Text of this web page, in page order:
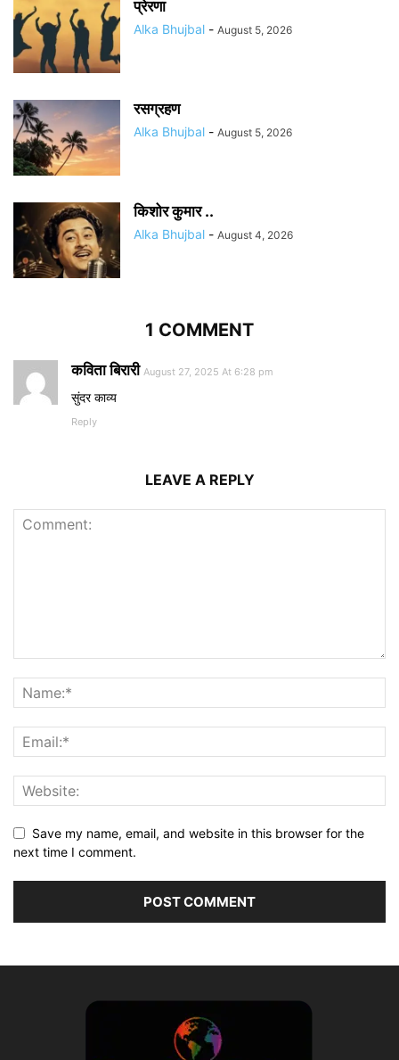
प्रेरणा
Alka Bhujbal - August 5, 2026
रसग्रहण
Alka Bhujbal - August 5, 2026
किशोर कुमार ..
Alka Bhujbal - August 4, 2026
1 COMMENT
कविता बिरारी August 27, 2025 At 6:28 pm
सुंदर काव्य
Reply
LEAVE A REPLY
Save my name, email, and website in this browser for the
next time I comment.